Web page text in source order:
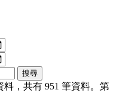
料，共有 951 筆資料。第